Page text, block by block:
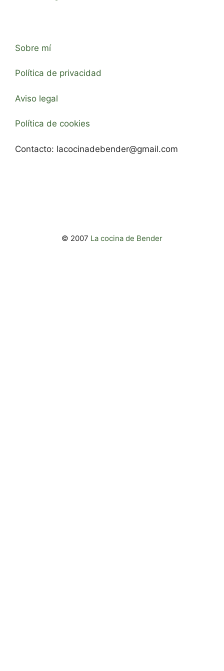
Sobre mí
Política de privacidad
Aviso legal
Política de cookies
Contacto: lacocinadebender@gmail.com
© 2007 La cocina de Bender